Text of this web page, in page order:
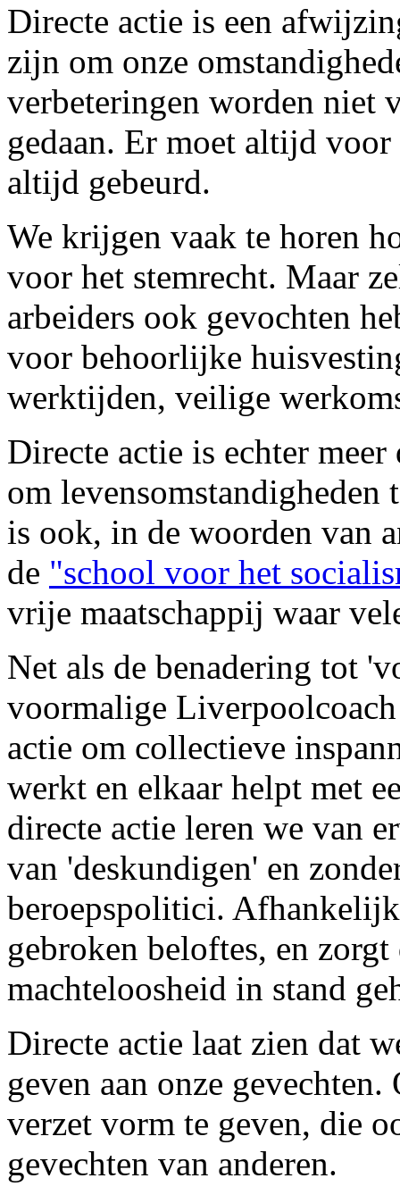
Directe actie is een
zijn om onze
verbeteringen worden niet
gedaan. Er moet altijd
altijd gebeurd.
We krijgen vaak te horen
voor het stemrecht. Maar
arbeiders ook gevochten
voor behoorlijke
werktijden, veilige
Directe actie is echter
om levensomstandigheden
is ook, in de woorden van
de "school voor het
vrije maatschappij waar
Net als de benadering tot
voormalige
actie om collectieve
werkt en elkaar helpt met
directe actie leren we van
van 'deskundigen' en
beroepspolitici.
gebroken beloftes, en
machteloosheid in stand
Directe actie laat zien dat
geven aan onze
verzet vorm te geven, die
gevechten van anderen.